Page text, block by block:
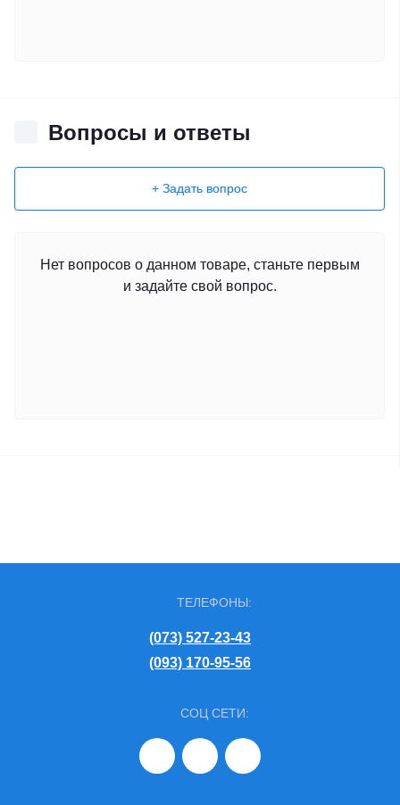
Вопросы и ответы
+ Задать вопрос
Нет вопросов о данном товаре, станьте первым
и задайте свой вопрос.
ТЕЛЕФОНЫ:
(073) 527-23-43
(093) 170-95-56
СОЦ СЕТИ: